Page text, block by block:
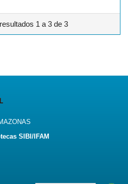
1 a 3 de 3
SIBI/IFAM